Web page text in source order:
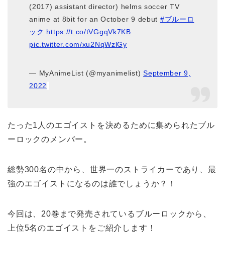
(2017) assistant director) helms soccer TV
anime at 8bit for an October 9 debut #ブルーロ
ック https://t.co/tVGgqVk7KB
pic.twitter.com/xu2NqWzlGy
— MyAnimeList (@myanimelist)September 9,
2022
たった1人のエゴイストを決めるために集められたブル
ーロックのメンバー。
総勢300名の中から、世界一のストライカーであり、最
強のエゴイストになるのは誰でしょうか？！
今回は、20巻まで発売されているブルーロックから、
上位5名のエゴイストをご紹介します！